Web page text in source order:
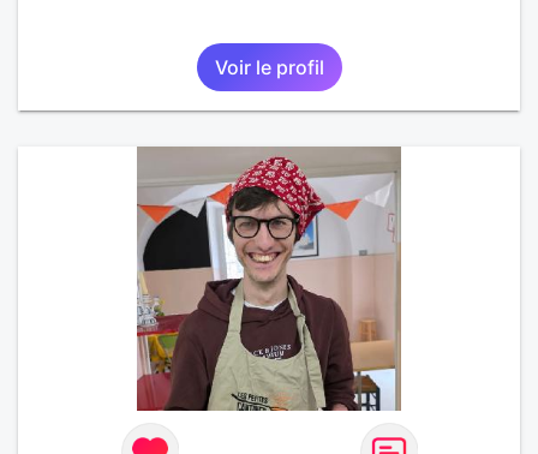
Voir le profil